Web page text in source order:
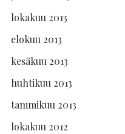
lokakuu 2013
elokuu 2013
kesäkuu 2013
huhtikuu 2013
tammikuu 2013
lokakuu 2012